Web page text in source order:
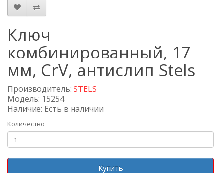
Ключ
комбинированный, 17
мм, CrV, антислип Stels
Производитель: STELS
Модель: 15254
Наличие: Есть в наличии
Количество
Купить